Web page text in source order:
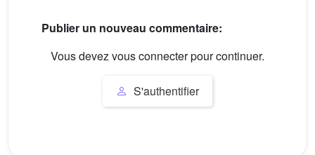
Publier un nouveau commentaire:
Vous devez vous connecter pour continuer.
S'authentifier